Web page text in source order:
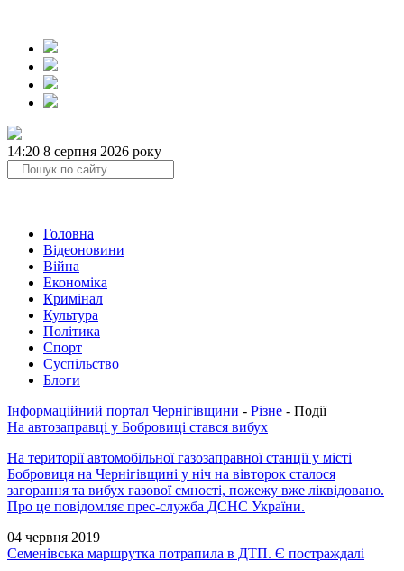
14:20 8 серпня 2026 року
Головна
Відеоновини
Війна
Економіка
Кримінал
Культура
Політика
Спорт
Суспільство
Блоги
Інформаційний портал Чернігівщини - Різне - Події
На автозаправці у Бобровиці стався вибух
На території автомобільної газозаправної станції у місті
Бобровиця на Чернігівщині у ніч на вівторок сталося
загорання та вибух газової ємності, пожежу вже ліквідовано.
Про це повідомляє прес-служба ДСНС України.
04 червня 2019
Семенівська маршрутка потрапила в ДТП. Є постраждалі